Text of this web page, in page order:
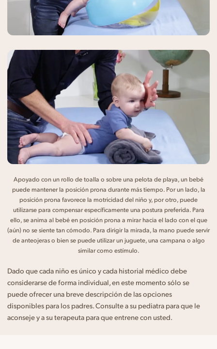
Apoyado con un rollo de toalla o sobre una pelota de playa, un bebé
puede mantener la posición prona durante más tiempo. Por un lado, la
posición prona favorece la motricidad del niño y, por otro, puede
utilizarse para compensar específicamente una postura preferida. Para
ello, se anima al bebé en posición prona a mirar hacia el lado con el que
(aún) no se siente tan cómodo. Para dirigir la mirada, la mano puede servir
de anteojeras o bien se puede utilizar un juguete, una campana o algo
similar como estímulo.
Dado que cada niño es único y cada historial médico debe
considerarse de forma individual, en este momento sólo se
puede ofrecer una breve descripción de las opciones
disponibles para los padres. Consulte a su pediatra para que le
aconseje y a su terapeuta para que entrene con usted.